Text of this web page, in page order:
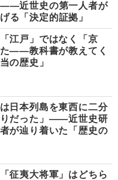
近世史の第一人者が
る「決定的証拠」
江戸」ではなく「京
――教科書が教えてく
の歴史」
は日本列島を東西に二分
りだった」――近世史研
が辿り着いた「歴史の
「征夷大将軍」はどちら